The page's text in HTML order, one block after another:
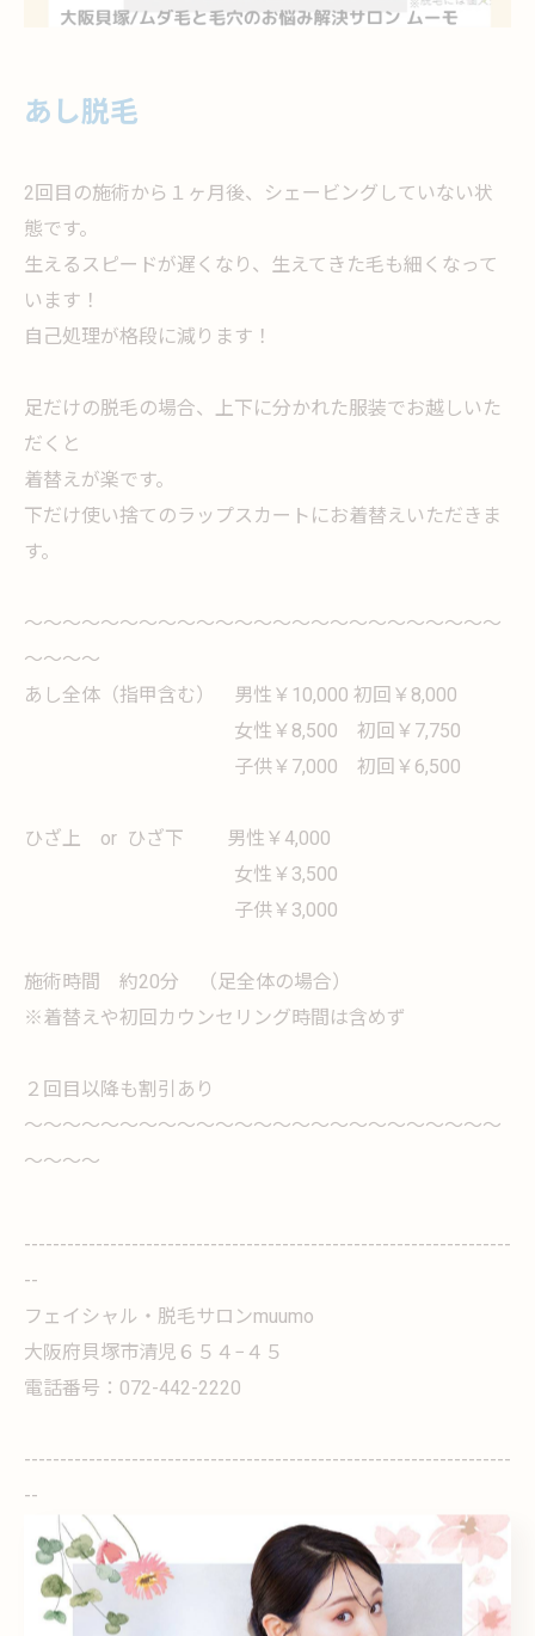
あし脱毛
2回目の施術から１ヶ月後、シェービングしていない状
態です。
生えるスピードが遅くなり、生えてきた毛も細くなって
います！
自己処理が格段に減ります！
足だけの脱毛の場合、上下に分かれた服装でお越しいた
だくと
着替えが楽です。
下だけ使い捨てのラップスカートにお着替えいただきま
す。
～～～～～～～～～～～～～～～～～～～～～～～～～
～～～～
あし全体（指甲含む） 男性￥10,000 初回￥8,000
女性￥8,500 初回￥7,750
子供￥7,000 初回￥6,500
ひざ上 or ひざ下 男性￥4,000
女性￥3,500
子供￥3,000
施術時間 約20分 （足全体の場合）
※着替えや初回カウンセリング時間は含めず
２回目以降も割引あり
～～～～～～～～～～～～～～～～～～～～～～～～～
～～～～
--------------------------------------------------------------------
--
フェイシャル・脱毛サロンmuumo
大阪府貝塚市清児６５４−４５
電話番号：072-442-2220
--------------------------------------------------------------------
--
個人 メンズ 子供 都度払い